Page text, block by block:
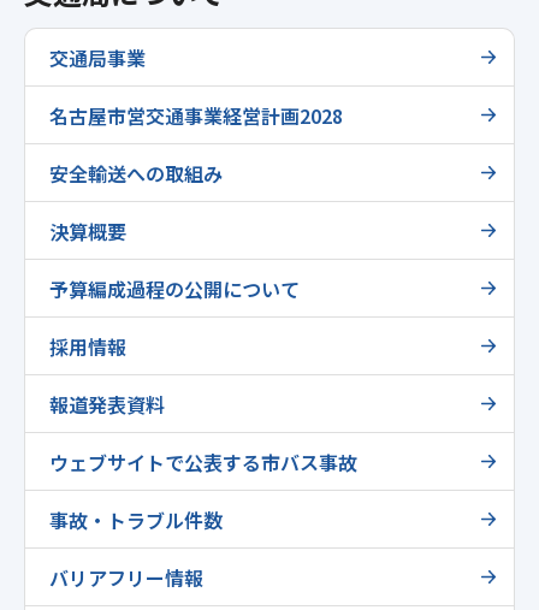
交通局事業
名古屋市営交通事業経営計画2028
安全輸送への取組み
決算概要
予算編成過程の公開について
採用情報
報道発表資料
ウェブサイトで公表する市バス事故
事故・トラブル件数
バリアフリー情報